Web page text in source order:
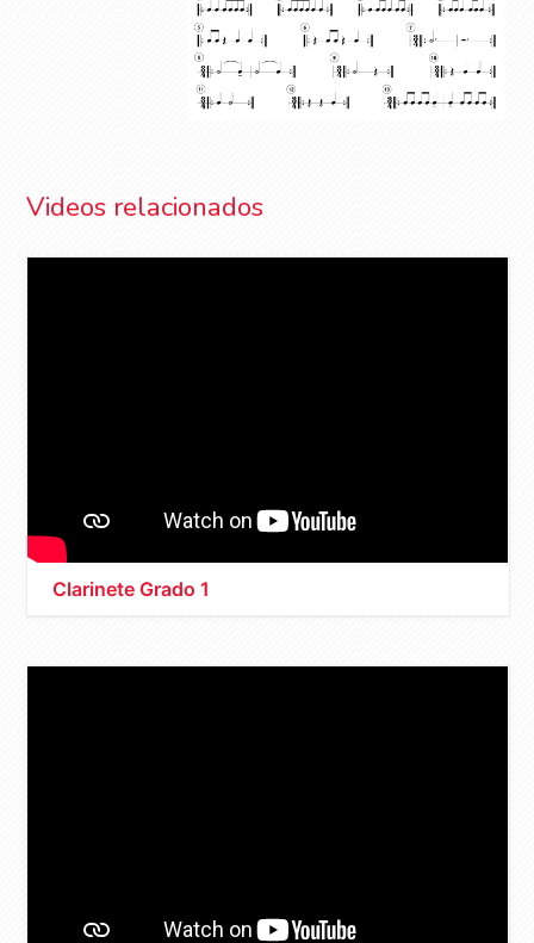
Videos relacionados
Clarinete Grado 1